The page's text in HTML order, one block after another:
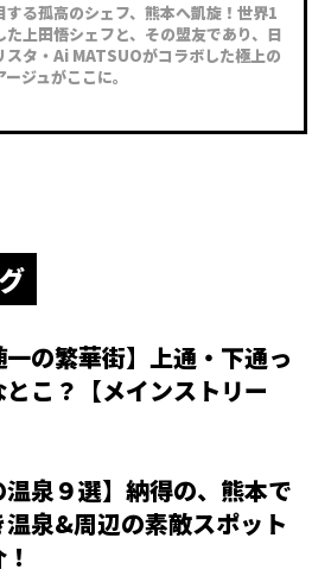
する孤高のシェフ、熊本へ凱旋！世界1
た上田悟シェフと、その盟友であり、日
スタ・Ai MATSUOがコラボした極上の
ジュがここに。
一の繁華街】上通・下通っ
こ？【メインストリー
温泉９選】納得の、熊本で
泉&周辺の素敵スポット